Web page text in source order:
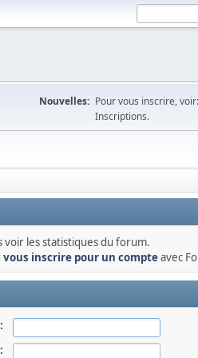
Nouvelles: Pour vous inscrire,
Inscriptions.
voir les statistiques du forum.
vous inscrire pour un compteavec